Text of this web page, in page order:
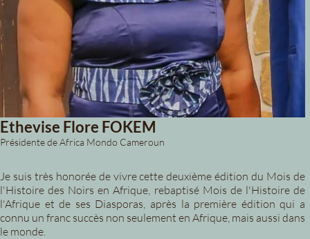
Ethevise Flore FOKEM
Présidente de Africa Mondo Cameroun
Je suis très honorée de vivre cette deuxième édition du Mois de
l'Histoire des Noirs en Afrique, rebaptisé Mois de l'Histoire de
l'Afrique et de ses Diasporas, après la première édition qui a
connu un franc succès non seulement en Afrique, mais aussi dans
le monde.